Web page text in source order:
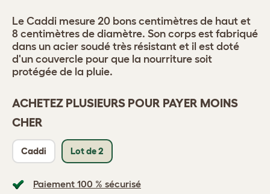
ACHETEZ PLUSIEURS POUR PAYER MOINS
CHER
Caddi Lot de 2
Paiement 100 % sécurisé
Le Caddi mesure 20 bons centimètres de haut et
8 centimètres de diamètre. Son corps est fabriqué
dans un acier soudé très résistant et il est doté
d'un couvercle pour que la nourriture soit
protégée de la pluie.